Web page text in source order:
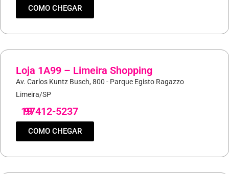
COMO CHEGAR
Loja 1A99 – Limeira Shopping
Av. Carlos Kuntz Busch, 800 - Parque Egisto Ragazzo
Limeira/SP
19
97412-5237
COMO CHEGAR